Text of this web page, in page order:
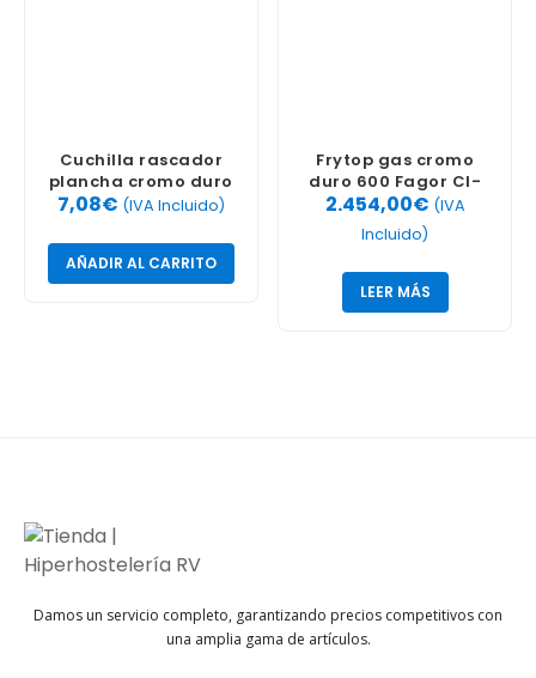
Cuchilla rascador
plancha cromo duro
10uds
7,08€ (IVA Incluido)
AÑADIR AL CARRITO
Frytop gas cromo
duro 600 Fagor CI-
FTG608T 2 CS
2.454,00€ (IVA
Incluido)
LEER MÁS
Damos un servicio completo, garantizando precios competitivos con
una amplia gama de artículos.